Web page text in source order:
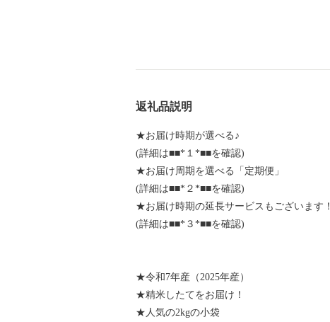
返礼品説明
★お届け時期が選べる♪
(詳細は■■*１*■■を確認)
★お届け周期を選べる「定期便」
(詳細は■■*２*■■を確認)
★お届け時期の延長サービスもございます！
(詳細は■■*３*■■を確認)
★令和7年産（2025年産）
★精米したてをお届け！
★人気の2kgの小袋